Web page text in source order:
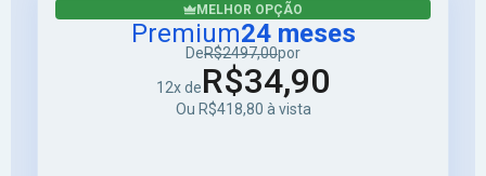
MELHOR OPÇÃO
Premium24 meses
DeR$2497,00por
12x deR$34,90
Ou R$418,80 à vista